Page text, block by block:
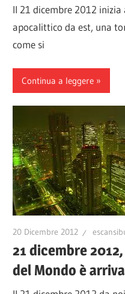
Il 21 dicembre 2012
apocalittico da est, una
come si
Continua a leggere
20 Dicembre 2012
21 dicembre
del Mondo è